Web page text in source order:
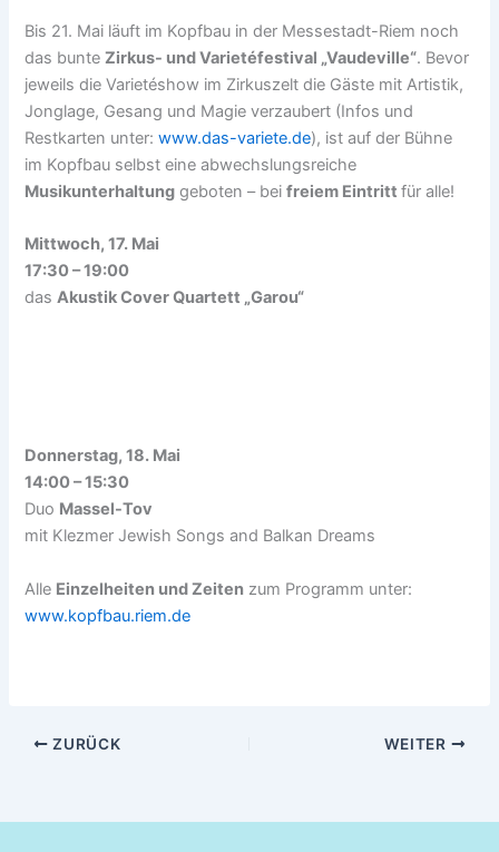
Bis 21. Mai läuft im Kopfbau in der Messestadt-Riem noch
das bunteZirkus- und Varietéfestival „Vaudeville“. Bevor
jeweils die Varietéshow im Zirkuszelt die Gäste mit Artistik,
Jonglage, Gesang und Magie verzaubert (Infos und
Restkarten unter:www.das-variete.de), ist auf der Bühne
im Kopfbau selbst eine abwechslungsreiche
Musikunterhaltung geboten – beifreiem Eintrittfür alle!
Mittwoch, 17. Mai
17:30 – 19:00
dasAkustik Cover Quartett „Garou“
Donnerstag, 18. Mai
14:00 – 15:30
Duo Massel-Tov
mit Klezmer Jewish Songs and Balkan Dreams
Alle Einzelheiten und Zeiten zum Programm unter:
www.kopfbau.riem.de
ZURÜCK WEITER